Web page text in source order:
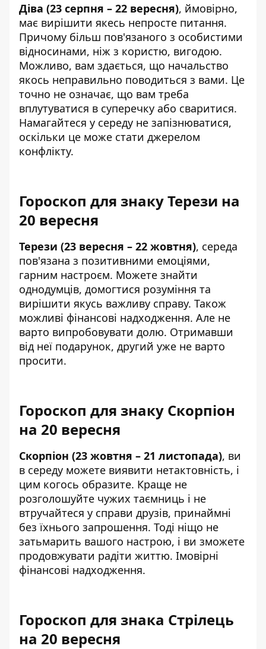
Діва (23 серпня – 22 вересня), ймовірно,
має вирішити якесь непросте питання.
Причому більш пов'язаного з особистими
відносинами, ніж з користю, вигодою.
Можливо, вам здається, що начальство
якось неправильно поводиться з вами. Це
точно не означає, що вам треба
вплутуватися в суперечку або сваритися.
Намагайтеся у середу не запізнюватися,
оскільки це може стати джерелом
конфлікту.
Гороскоп для знаку Терези на
20 вересня
Терези (23 вересня – 22 жовтня), середа
пов'язана з позитивними емоціями,
гарним настроєм. Можете знайти
однодумців, домогтися розуміння та
вирішити якусь важливу справу. Також
можливі фінансові надходження. Але не
варто випробовувати долю. Отримавши
від неї подарунок, другий уже не варто
просити.
Гороскоп для знаку Скорпіон
на 20 вересня
Скорпіон (23 жовтня – 21 листопада), ви
в середу можете виявити нетактовність, і
цим когось образите. Краще не
розголошуйте чужих таємниць і не
втручайтеся у справи друзів, принаймні
без їхнього запрошення. Тоді ніщо не
затьмарить вашого настрою, і ви зможете
продовжувати радіти життю. Імовірні
фінансові надходження.
Гороскоп для знака Стрілець
на 20 вересня